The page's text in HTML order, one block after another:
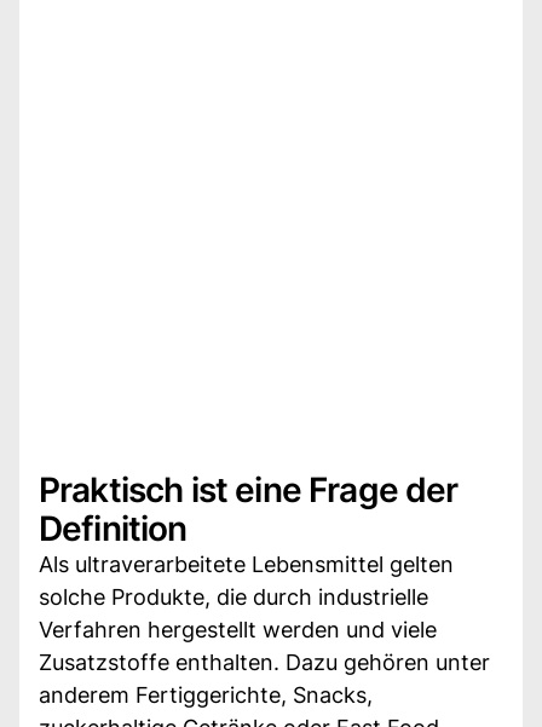
Praktisch ist eine Frage der
Definition
Als ultraverarbeitete Lebensmittel gelten
solche Produkte, die durch industrielle
Verfahren hergestellt werden und viele
Zusatzstoffe enthalten. Dazu gehören unter
anderem Fertiggerichte, Snacks,